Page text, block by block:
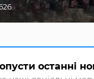
останні